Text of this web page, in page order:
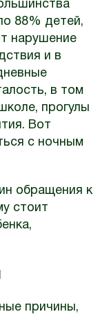
88% детей,
нарушение
и в
в том
прогулы
Вот
с ночным
обращения к
стоит
причины,